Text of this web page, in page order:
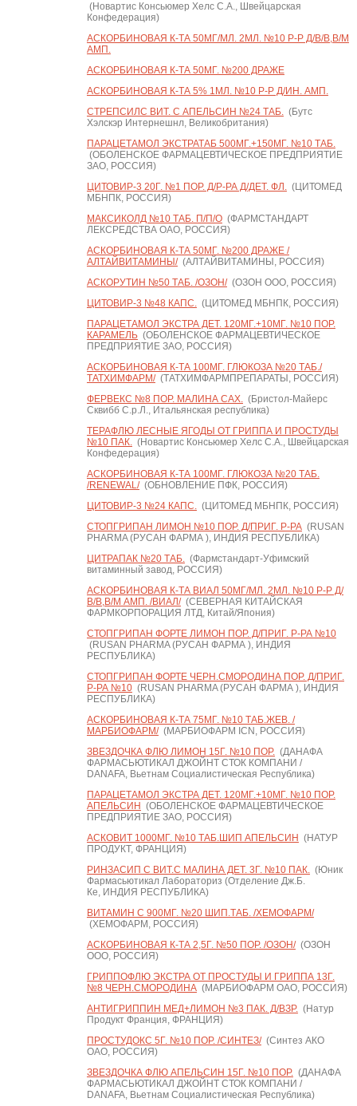
(Новартис Консьюмер Хелс С.А., Швейцарская
Конфедерация)
АСКОРБИНОВАЯ К-ТА 50МГ/МЛ. 2МЛ. №10 Р-Р Д/В/В,В/М
АМП.
АСКОРБИНОВАЯ К-ТА 50МГ. №200 ДРАЖЕ
АСКОРБИНОВАЯ К-ТА 5% 1МЛ. №10 Р-Р Д/ИН. АМП.
СТРЕПСИЛС ВИТ. С АПЕЛЬСИН №24 ТАБ.(Бутс
Хэлскэр Интернешнл, Великобритания)
ПАРАЦЕТАМОЛ ЭКСТРАТАБ 500МГ.+150МГ. №10 ТАБ.
(ОБОЛЕНСКОЕ ФАРМАЦЕВТИЧЕСКОЕ ПРЕДПРИЯТИЕ
ЗАО, РОССИЯ)
ЦИТОВИР-3 20Г. №1 ПОР. Д/Р-РА Д/ДЕТ. ФЛ.(ЦИТОМЕД
МБНПК, РОССИЯ)
МАКСИКОЛД №10 ТАБ. П/П/О(ФАРМСТАНДАРТ
ЛЕКСРЕДСТВА ОАО, РОССИЯ)
АСКОРБИНОВАЯ К-ТА 50МГ. №200 ДРАЖЕ /
АЛТАЙВИТАМИНЫ/(АЛТАЙВИТАМИНЫ, РОССИЯ)
АСКОРУТИН №50 ТАБ. /ОЗОН/(ОЗОН ООО, РОССИЯ)
ЦИТОВИР-3 №48 КАПС.(ЦИТОМЕД МБНПК, РОССИЯ)
ПАРАЦЕТАМОЛ ЭКСТРА ДЕТ. 120МГ.+10МГ. №10 ПОР.
КАРАМЕЛЬ(ОБОЛЕНСКОЕ ФАРМАЦЕВТИЧЕСКОЕ
ПРЕДПРИЯТИЕ ЗАО, РОССИЯ)
АСКОРБИНОВАЯ К-ТА 100МГ. ГЛЮКОЗА №20 ТАБ./
ТАТХИМФАРМ/(ТАТХИМФАРМПРЕПАРАТЫ, РОССИЯ)
ФЕРВЕКС №8 ПОР. МАЛИНА САХ.(Бристол-Майерс
Сквибб С.р.Л., Итальянская республика)
ТЕРАФЛЮ ЛЕСНЫЕ ЯГОДЫ ОТ ГРИППА И ПРОСТУДЫ
№10 ПАК.(Новартис Консьюмер Хелс С.А., Швейцарская
Конфедерация)
АСКОРБИНОВАЯ К-ТА 100МГ. ГЛЮКОЗА №20 ТАБ.
/RENEWAL/(ОБНОВЛЕНИЕ ПФК, РОССИЯ)
ЦИТОВИР-3 №24 КАПС.(ЦИТОМЕД МБНПК, РОССИЯ)
СТОПГРИПАН ЛИМОН №10 ПОР. Д/ПРИГ. Р-РА(RUSAN
PHARMA (РУСАН ФАРМА ), ИНДИЯ РЕСПУБЛИКА)
ЦИТРАПАК №20 ТАБ.(Фармстандарт-Уфимский
витаминный завод, РОССИЯ)
АСКОРБИНОВАЯ К-ТА ВИАЛ 50МГ/МЛ. 2МЛ. №10 Р-Р Д/
В/В,В/М АМП. /ВИАЛ/(СЕВЕРНАЯ КИТАЙСКАЯ
ФАРМКОРПОРАЦИЯ ЛТД, Китай/Япония)
СТОПГРИПАН ФОРТЕ ЛИМОН ПОР. Д/ПРИГ. Р-РА №10
(RUSAN PHARMA (РУСАН ФАРМА ), ИНДИЯ
РЕСПУБЛИКА)
СТОПГРИПАН ФОРТЕ ЧЕРН.СМОРОДИНА ПОР. Д/ПРИГ.
Р-РА №10(RUSAN PHARMA (РУСАН ФАРМА ), ИНДИЯ
РЕСПУБЛИКА)
АСКОРБИНОВАЯ К-ТА 75МГ. №10 ТАБ.ЖЕВ. /
МАРБИОФАРМ/(МАРБИОФАРМ ICN, РОССИЯ)
ЗВЕЗДОЧКА ФЛЮ ЛИМОН 15Г. №10 ПОР.(ДАНАФА
ФАРМАСЬЮТИКАЛ ДЖОЙНТ СТОК КОМПАНИ /
DANAFA, Вьетнам Социалистическая Республика)
ПАРАЦЕТАМОЛ ЭКСТРА ДЕТ. 120МГ.+10МГ. №10 ПОР.
АПЕЛЬСИН (ОБОЛЕНСКОЕ ФАРМАЦЕВТИЧЕСКОЕ
ПРЕДПРИЯТИЕ ЗАО, РОССИЯ)
АСКОВИТ 1000МГ. №10 ТАБ.ШИП АПЕЛЬСИН (НАТУР
ПРОДУКТ, ФРАНЦИЯ)
РИНЗАСИП С ВИТ.С МАЛИНА ДЕТ. 3Г. №10 ПАК.(Юник
Фармасьютикал Лабораториз (Отделение Дж.Б.
Ке, ИНДИЯ РЕСПУБЛИКА)
ВИТАМИН С 900МГ. №20 ШИП.ТАБ. /ХЕМОФАРМ/
(ХЕМОФАРМ, РОССИЯ)
АСКОРБИНОВАЯ К-ТА 2,5Г. №50 ПОР. /ОЗОН/(ОЗОН
ООО, РОССИЯ)
ГРИППОФЛЮ ЭКСТРА ОТ ПРОСТУДЫ И ГРИППА 13Г.
№8 ЧЕРН.СМОРОДИНА(МАРБИОФАРМ ОАО, РОССИЯ)
АНТИГРИППИН МЕД+ЛИМОН №3 ПАК. Д/ВЗР.(Натур
Продукт Франция, ФРАНЦИЯ)
ПРОСТУДОКС 5Г. №10 ПОР. /СИНТЕЗ/(Синтез АКО
ОАО, РОССИЯ)
ЗВЕЗДОЧКА ФЛЮ АПЕЛЬСИН 15Г. №10 ПОР.(ДАНАФА
ФАРМАСЬЮТИКАЛ ДЖОЙНТ СТОК КОМПАНИ /
DANAFA, Вьетнам Социалистическая Республика)